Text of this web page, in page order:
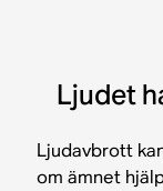
Ljudet
Ljudavbrott
om ämnet